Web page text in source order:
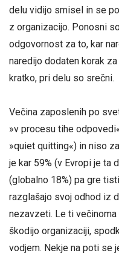
delu vidijo smisel in se
z organizacijo. Ponosni
odgovornost za to, kar
naredijo dodaten korak
kratko, pri delu so srečni.
Večina zaposlenih po
»v procesu tihe
»quiet quitting«) in niso
je kar 59% (v Evropi je ta
(globalno 18%) pa gre
razglašajo svoj odhod iz
nezavzeti. Le ti
škodijo organizaciji,
vodjem. Nekje na poti se